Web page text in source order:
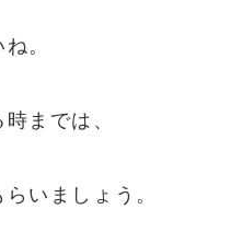
。
までは、
いましょう。